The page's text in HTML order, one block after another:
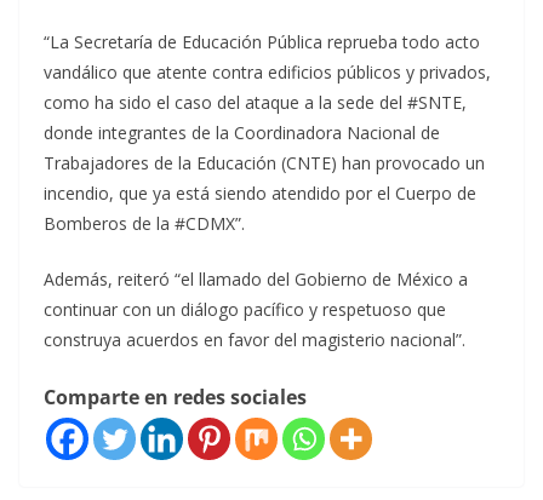
“La Secretaría de Educación Pública reprueba todo acto
vandálico que atente contra edificios públicos y privados,
como ha sido el caso del ataque a la sede del #SNTE,
donde integrantes de la Coordinadora Nacional de
Trabajadores de la Educación (CNTE) han provocado un
incendio, que ya está siendo atendido por el Cuerpo de
Bomberos de la #CDMX”.
Además, reiteró “el llamado del Gobierno de México a
continuar con un diálogo pacífico y respetuoso que
construya acuerdos en favor del magisterio nacional”.
Comparte en redes sociales